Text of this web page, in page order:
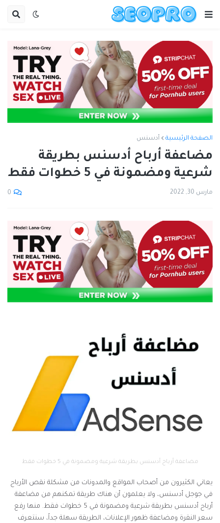
الصفحة الرئيسية أدسنس
مضاعفة أرباح أدسنس بطريقة
شرعية ومضمونة في 5 خطوات فقط
مارس 30, 2022 0
مضاعفة أرباح أدسنس بطريقة شرعية ومضمونة في 5 خطوات فقط
يعاني الكثيرون من أصحاب المواقع والمدونات من مشكلة نقص الأرباح
في جوجل أدسنس، ولا يعلمون أن هناك طريقة تمكنهم من مضاعفة
أرباح أدسنس بطريقة شرعية ومضمونة في 5 خطوات فقط. منها رفع
سعر النقرة ومضاعفة ظهور الإعلانات، الطريقة سهلة جداً، سنتعرف